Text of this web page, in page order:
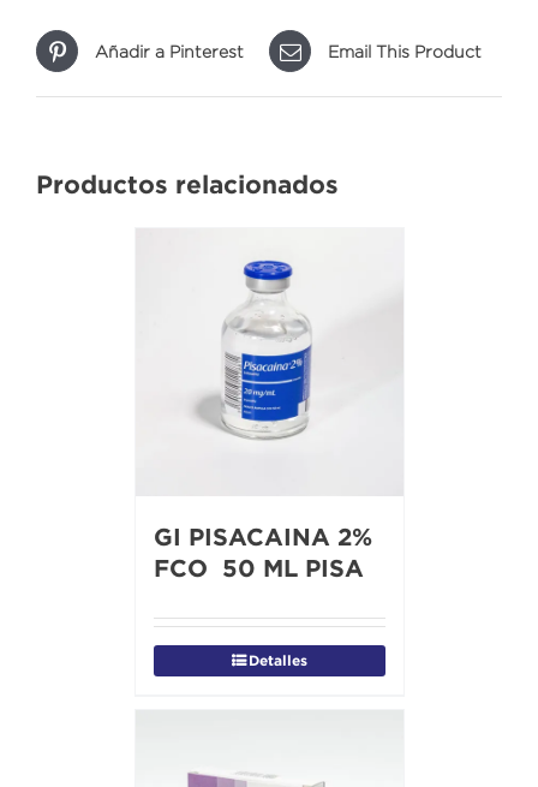
Añadir a Pinterest Email This Product
Productos relacionados
GI PISACAINA 2%
FCO 50 ML PISA
Detalles